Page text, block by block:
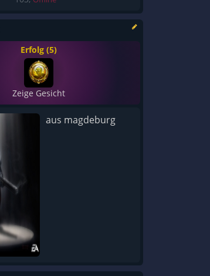
Erfolg (5)
Zeige Gesicht
aus magdeburg